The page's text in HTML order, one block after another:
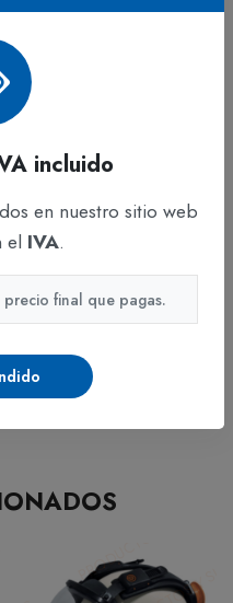
eficaz mientras
y un ajuste
de Protección
higiene contra la
1600 MM
incluido
en nuestro sitio web
el IVA.
final que pagas.